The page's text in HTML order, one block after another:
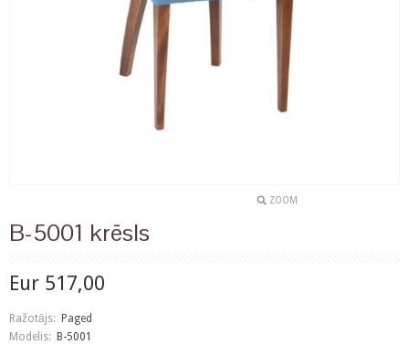
ZOOM
B-5001 krēsls
Eur 517,00
Ražotājs:
Paged
Modelis: B-5001